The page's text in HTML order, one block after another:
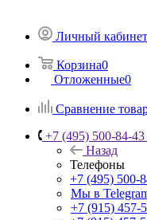
Личный кабинет
Корзина0
Отложенные0
Сравнение
+7 (495) 500-84-43
Назад
Телефоны
+7 (495) 500-
Мы в
+7 (915) 457-